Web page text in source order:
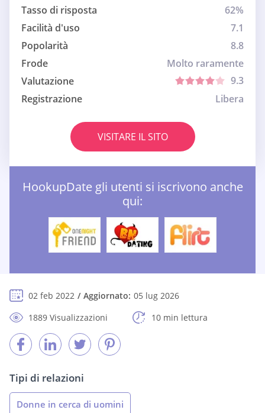
Tasso di risposta
62%
Facilità d'uso
7.1
Popolarità
8.8
Frode
Molto raramente
Valutazione
9.3
Registrazione
Libera
VISITARE IL SITO
HookupDate gli utenti si iscrivono anche
qui:
02 feb 2022 Aggiornato: 05 lug 2026
1889 Visualizzazioni
10 min lettura
Tipi di relazioni
Donne in cerca di uomini